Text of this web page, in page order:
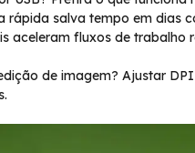
rápida salva tempo em dias
aceleram fluxos de trabalho
de imagem? Ajustar